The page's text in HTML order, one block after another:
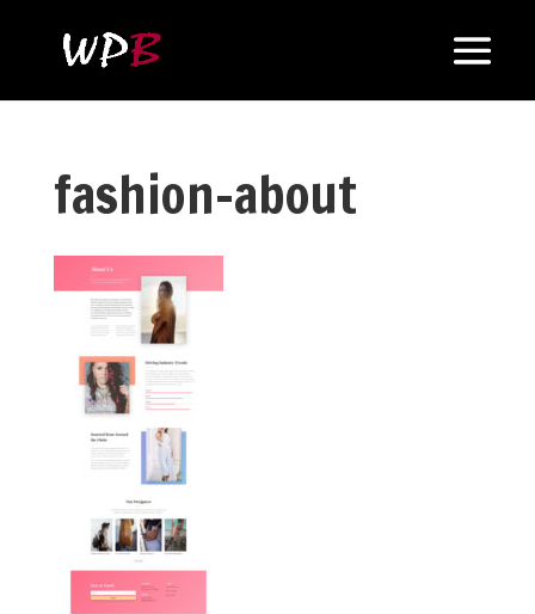
fashion-about